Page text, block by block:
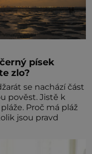
písek
zlo?
se nachází část
pověst. Jistě k
Proč má pláž
zbarvení? Nakolik jsou pravd